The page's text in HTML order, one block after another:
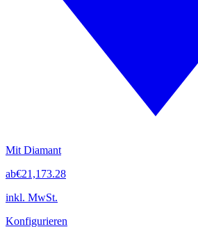
Mit Diamant
ab€21,173.28
inkl. MwSt.
Konfigurieren